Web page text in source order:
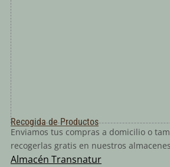
Recogida de Productos
Enviamos tus compras a domicilio o
recogerlas gratis en nuestros
Almacén Transnatur